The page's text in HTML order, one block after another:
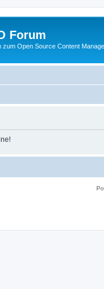
Forum
Open Source Content